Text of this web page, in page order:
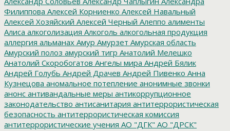
Филиппова Алексей Корниенко Алексей Навальный
Алексей Хозяйский Алексей Черный Алеппо алименты
Алиса алкоголизация Алкоголь алкогольная продукция
аллергия альманах Амур Амурзет Амурская область
Амурский полоз амурский тигр Анатолий Мелешко
Анатолий Скоробогатов Ангелы мира Андрей Бялик
Андрей Голубь Андрей Драчев Андрей Пивенко Анна
Кузнецова аномальное потепление анонимные звонки
анонс антивандальные меры антикоррупционное
законодательство антисанитария антитеррористическая
безопасность антитеррористическая комиссия
антитеррористические учения АО "ДГК" АО "ДРСК"